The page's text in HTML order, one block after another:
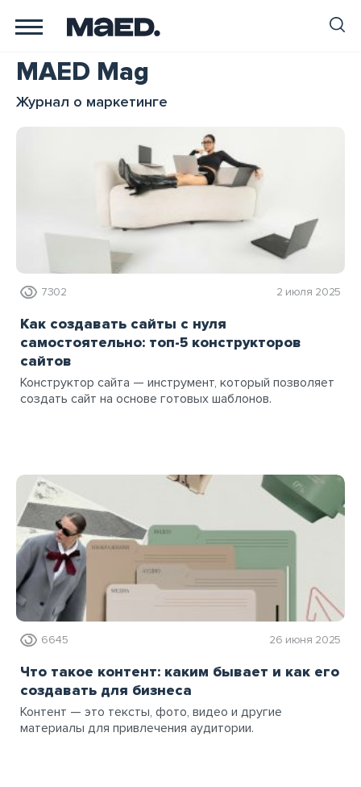
MAED Mag
Журнал о маркетинге
7302 2 июля 2025
Как создавать сайты с нуля
самостоятельно: топ-5 конструкторов
сайтов
Конструктор сайта — инструмент, который позволяет
создать сайт на основе готовых шаблонов.
6645 26 июня 2025
Что такое контент: каким бывает и как его
создавать для бизнеса
Контент — это тексты, фото, видео и другие
материалы для привлечения аудитории.